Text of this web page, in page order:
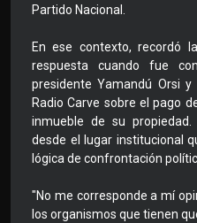
Partido Nacional.
En ese contexto, recordó
respuesta cuando fue
presidente Yamandú Orsi
Radio Carve sobre el pago
inmueble de su
desde el lugar institucional
lógica de confrontación
"No me corresponde a mí
los organismos que tienen